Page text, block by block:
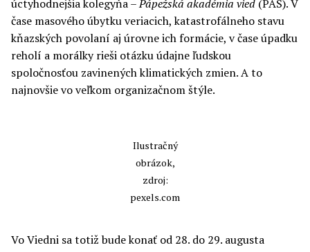
úctyhodnejšia kolegyňa –Pápežská akadémia vied (PAS). V
čase masového úbytku veriacich, katastrofálneho stavu
kňazských povolaní aj úrovne ich formácie, v čase úpadku
reholí a morálky rieši otázku údajne ľudskou
spoločnosťou zavinených klimatických zmien. A to
najnovšie vo veľkom organizačnom štýle.
Ilustračný
obrázok,
zdroj:
pexels.com
Vo Viedni sa totiž bude konať od 28. do 29. augusta